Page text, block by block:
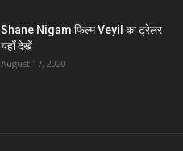
Shane Nigam फिल्म Veyil का ट्रेलर
यहाँ देखें
August 17, 2020